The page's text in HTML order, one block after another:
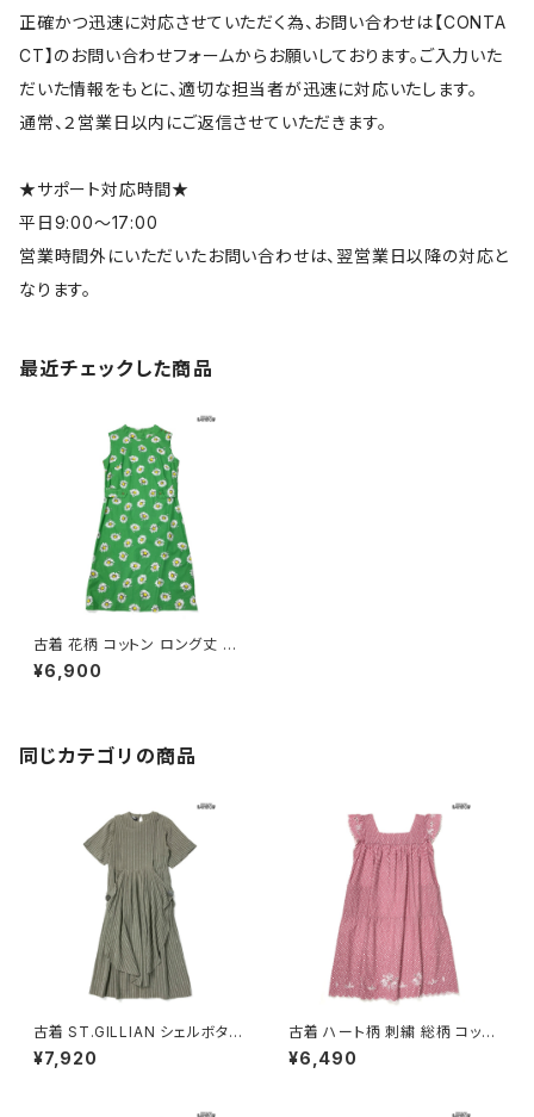
正確かつ迅速に対応させていただく為、お問い合わせは【CONTA
CT】のお問い合わせフォームからお願いしております。ご入力いた
だいた情報をもとに、適切な担当者が迅速に対応いたします。
通常、２営業日以内にご返信させていただきます。
★サポート対応時間★
平日9:00～17:00
営業時間外にいただいたお問い合わせは、翌営業日以降の対応と
なります。
最近チェックした商品
古着 花柄 コットン ロング丈 ノ
ースリーブ ワンピース 緑 (otu
2504247)
¥6,900
同じカテゴリの商品
古着 ST.GILLIAN シェルボタン
ストライプ柄 コットン ロング丈
半袖 ワンピース グレー カーキ
¥7,920
古着 ハート柄 刺繍 総柄 コット
ン ロング丈 半袖 ワンピース ピ
ンク (otu2605084)
¥6,490